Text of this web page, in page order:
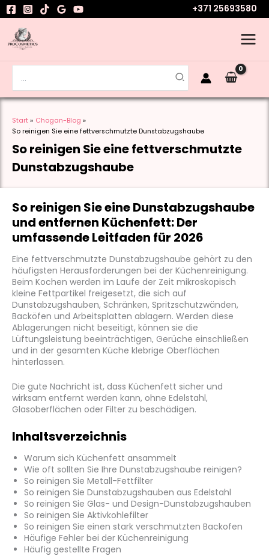
Zum
Inhalt
springen
+371 25693580
for:
Start
Chogan-Blog
So reinigen Sie eine fettverschmutzte Dunstabzugshaube
So reinigen Sie eine fettverschmutzte
Dunstabzugshaube
So reinigen Sie eine Dunstabzugshaube
und entfernen Küchenfett: Der
umfassende Leitfaden für 2026
Eine fettverschmutzte Dunstabzugshaube gehört zu den
häufigsten Herausforderungen bei der Küchenreinigung.
Beim Kochen werden im Laufe der Zeit mikroskopisch
kleine Fettpartikel freigesetzt, die sich auf
Dunstabzugshauben, Schränken, Spritzschutzwänden,
Backöfen und Arbeitsplatten ablagern. Werden diese
Ablagerungen nicht beseitigt, können sie die
Lüftungsleistung beeinträchtigen, Gerüche einschließen
und in der gesamten Küche klebrige Oberflächen
hinterlassen.
Die gute Nachricht ist, dass Küchenfett sicher und
wirksam entfernt werden kann, ohne Edelstahl,
Glasoberflächen oder Filter zu beschädigen.
Inhaltsverzeichnis
Warum sich Küchenfett ansammelt
Wie oft sollten Sie Ihre Dunstabzugshaube reinigen?
So reinigen Sie Metall-Fettfilter
So reinigen Sie Dunstabzugshauben aus Edelstahl
So reinigen Sie Glas- und Design-Dunstabzugshauben
So reinigen Sie Aktivkohlefilter
So reinigen Sie einen stark verschmutzten Backofen
Häufige Fehler bei der Küchenreinigung
Häufig gestellte Fragen